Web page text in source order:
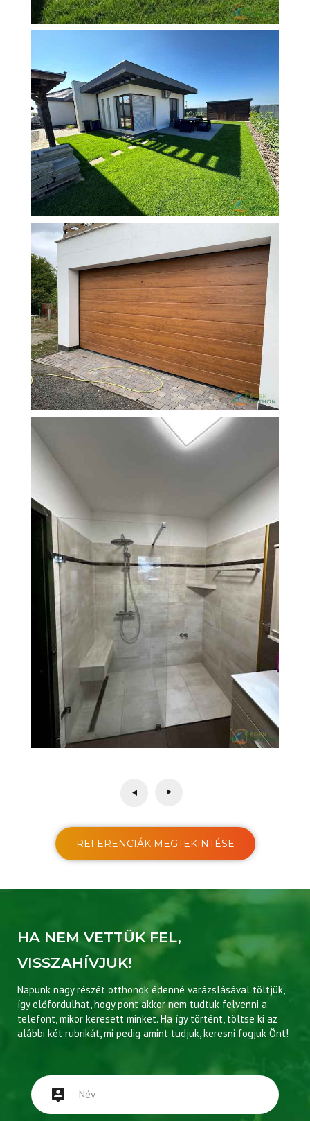
REFERENCIÁK MEGTEKINTÉSE
HA NEM VETTÜK FEL,
VISSZAHÍVJUK!
Napunk nagy részét otthonok édenné varázslásával töltjük,
így előfordulhat, hogy pont akkor nem tudtuk felvenni a
telefont, mikor keresett minket. Ha így történt, töltse ki az
alábbi két rubrikát, mi pedig amint tudjuk, keresni fogjuk Önt!